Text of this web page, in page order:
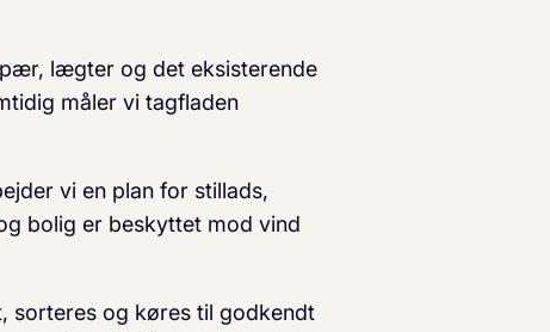
lægter og det eksisterende
måler vi tagfladen
vi en plan for stillads,
bolig er beskyttet mod vind
sorteres og køres til godkendt